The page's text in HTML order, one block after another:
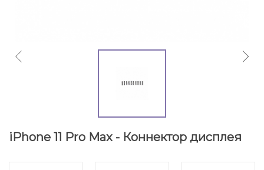
iPhone 11 Pro Max - Коннектор дисплея